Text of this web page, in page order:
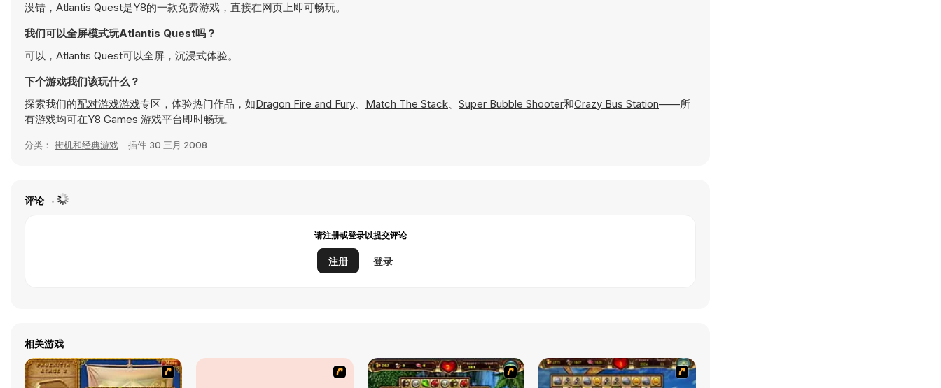
没错，Atlantis Quest是Y8的一款免费游戏，直接在网页上即可畅玩。
我们可以全屏模式玩Atlantis Quest吗？
可以，Atlantis Quest可以全屏，沉浸式体验。
下个游戏我们该玩什么？
探索我们的配对游戏游戏专区，体验热门作品，如Dragon Fire and Fury、 Match The Stack、 Super Bubble Shooter和Crazy Bus Station——所
有游戏均可在Y8 Games 游戏平台即时畅玩。
分类： 街机和经典游戏 插件 30 三月 2008
评论
请注册或登录以提交评论
注册 登录
相关游戏